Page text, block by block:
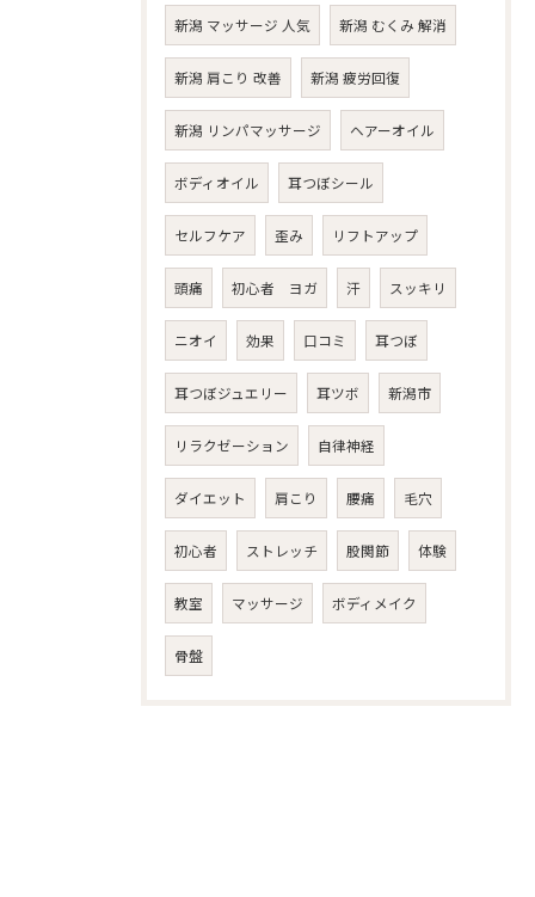
新潟 マッサージ 人気 新潟 むくみ 解消
新潟 肩こり 改善 新潟 疲労回復
新潟 リンパマッサージ ヘアーオイル
ボディオイル 耳つぼシール
セルフケア 歪み リフトアップ
頭痛 初心者 ヨガ 汗 スッキリ
ニオイ 効果 口コミ 耳つぼ
耳つぼジュエリー 耳ツボ 新潟市
リラクゼーション 自律神経
ダイエット 肩こり 腰痛 毛穴
初心者 ストレッチ 股関節 体験
教室 マッサージ ボディメイク
骨盤